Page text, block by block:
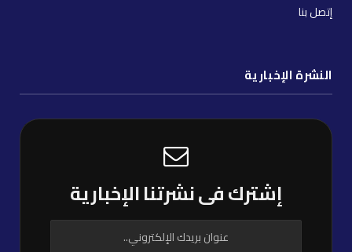
إتصل بنا
النشرة الإخبارية
إشترك فى نشرتنا الإخبارية